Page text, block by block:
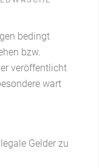
bedingt
bzw.
veröffentlicht
wart
Gelder zu